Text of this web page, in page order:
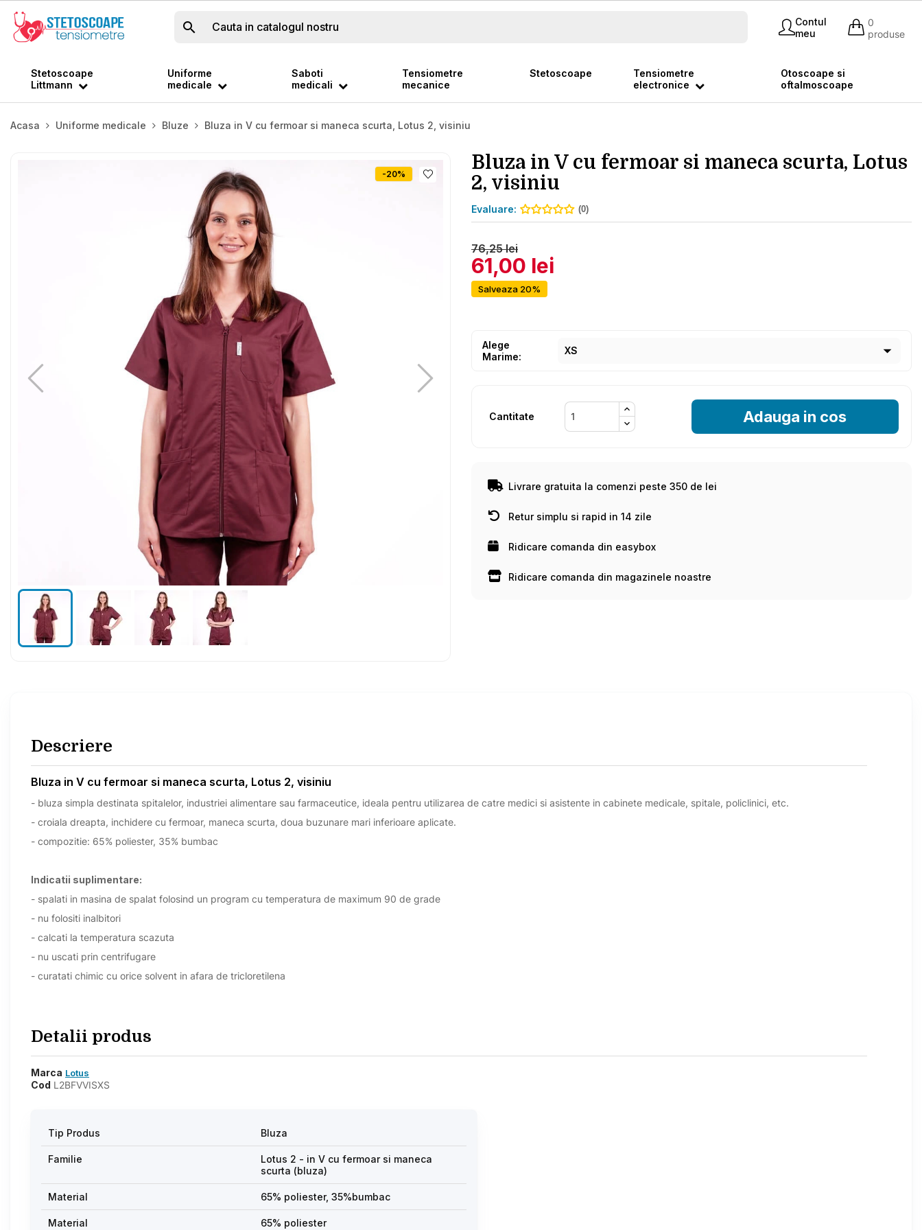

Contul
meu
0
produse
Stetoscoape
Littmann
Uniforme
medicale
Saboti
medicali
Tensiometre
mecanice
Stetoscoape
Tensiometre
electronice
Otoscoape si
oftalmoscoape
Acasa Uniforme medicale Bluze Bluza in V cu fermoar si maneca scurta, Lotus 2, visiniu
-20%
Bluza in V cu fermoar si maneca scurta, Lotus
2, visiniu
Evaluare: (0)
76,25 lei
61,00 lei
Salveaza 20%
Alege
Marime:
Cantitate Adauga in cos
Livrare gratuita la comenzi peste 350 de lei
Retur simplu si rapid in 14 zile
Ridicare comanda din easybox
Ridicare comanda din magazinele noastre
Descriere
Bluza in V cu fermoar si maneca scurta, Lotus 2, visiniu
- bluza simpla destinata spitalelor, industriei alimentare sau farmaceutice, ideala pentru utilizarea de catre medici si asistente in cabinete medicale, spitale, policlinici, etc.
- croiala dreapta, inchidere cu fermoar, maneca scurta, doua buzunare mari inferioare aplicate.
- compozitie: 65% poliester, 35% bumbac
Indicatii suplimentare:
- spalati in masina de spalat folosind un program cu temperatura de maximum 90 de grade
- nu folositi inalbitori
- calcati la temperatura scazuta
- nu uscati prin centrifugare
- curatati chimic cu orice solvent in afara de tricloretilena
Detalii produs
Marca Lotus
Cod L2BFVVISXS
Tip Produs Bluza
Familie
Lotus 2 - in V cu fermoar si maneca
scurta (bluza)
Material 65% poliester, 35%bumbac
Material 65% poliester